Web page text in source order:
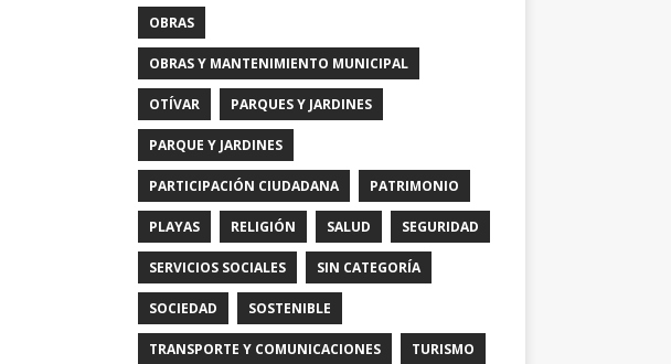
OBRAS
OBRAS Y MANTENIMIENTO MUNICIPAL
OTÍVAR PARQUES Y JARDINES
PARQUE Y JARDINES
PARTICIPACIÓN CIUDADANA PATRIMONIO
PLAYAS RELIGIÓN SALUD SEGURIDAD
SERVICIOS SOCIALES SIN CATEGORÍA
SOCIEDAD SOSTENIBLE
TRANSPORTE Y COMUNICACIONES TURISMO